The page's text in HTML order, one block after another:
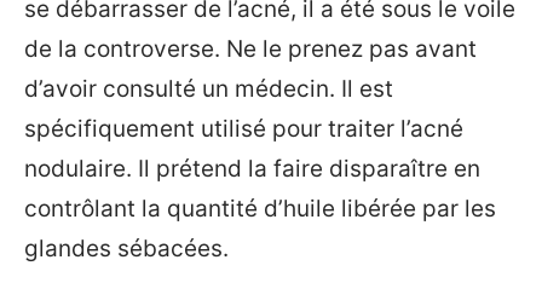
se débarrasser de l’acné, il a été sous le voile
de la controverse. Ne le prenez pas avant
d’avoir consulté un médecin. Il est
spécifiquement utilisé pour traiter l’acné
nodulaire. Il prétend la faire disparaître en
contrôlant la quantité d’huile libérée par les
glandes sébacées.